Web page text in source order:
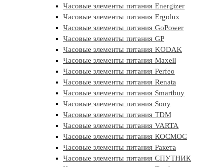
Часовые элементы питания Energizer
Часовые элементы питания Ergolux
Часовые элементы питания GoPower
Часовые элементы питания GP
Часовые элементы питания KODAK
Часовые элементы питания Maxell
Часовые элементы питания Perfeo
Часовые элементы питания Renata
Часовые элементы питания Smartbuy
Часовые элементы питания Sony
Часовые элементы питания TDM
Часовые элементы питания VARTA
Часовые элементы питания КОСМОС
Часовые элементы питания Ракета
Часовые элементы питания СПУТНИК